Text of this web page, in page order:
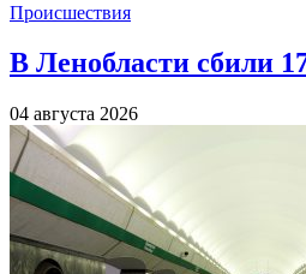
Происшествия
В Ленобласти сбили
04 августа 2026